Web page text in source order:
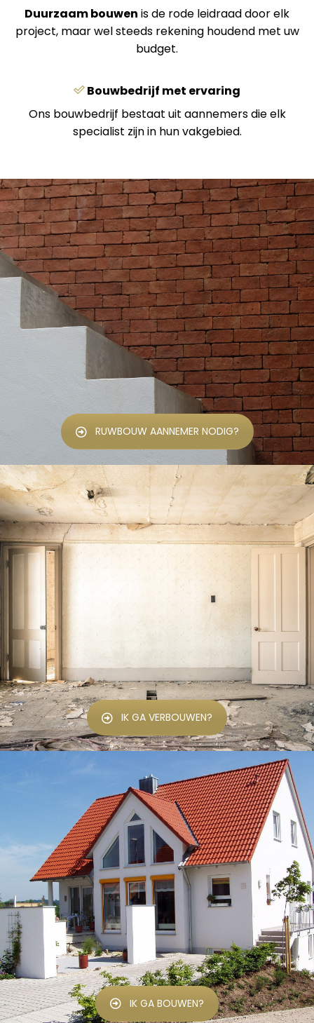
Duurzaam bouwen is de rode leidraad door elk
project, maar wel steeds rekening houdend met uw
budget.
Bouwbedrijf met ervaring
Ons bouwbedrijf bestaat uit aannemers die elk
specialist zijn in hun vakgebied.
RUWBOUW AANNEMER NODIG?
IK GA VERBOUWEN?
IK GA BOUWEN?